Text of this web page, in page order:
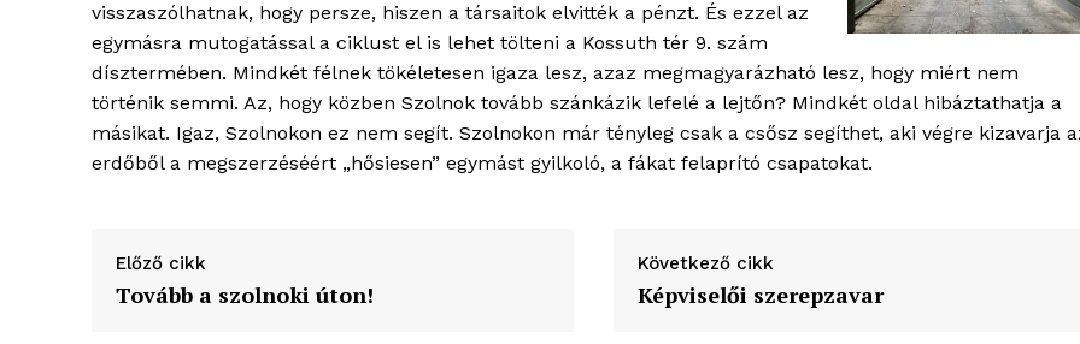
visszaszólhatnak, hogy persze, hiszen a társaitok elvitték a pénzt. És ezzel az
egymásra mutogatással a ciklust el is lehet tölteni a Kossuth tér 9. szám
dísztermében. Mindkét félnek tökéletesen igaza lesz, azaz megmagyarázható lesz, hogy miért nem
történik semmi. Az, hogy közben Szolnok tovább szánkázik lefelé a lejtőn? Mindkét oldal hibáztathatja a
másikat. Igaz, Szolnokon ez nem segít. Szolnokon már tényleg csak a csősz segíthet, aki végre kizavarja
erdőből a megszerzéséért „hősiesen” egymást gyilkoló, a fákat felaprító csapatokat.
Előző cikk
Tovább a szolnoki úton!
Következő cikk
Képviselői szerepzavar